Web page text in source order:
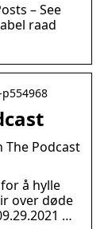
– See
raad
The Podcast
å hylle
over døde
…